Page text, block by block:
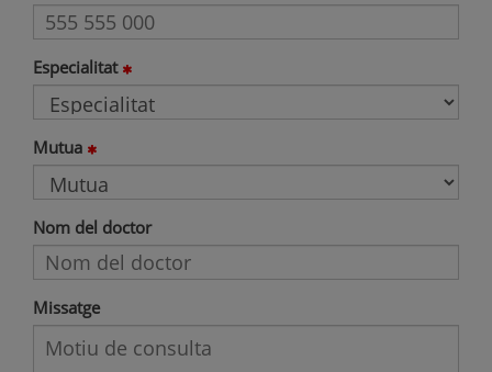
Especialitat
Mutua
Nom del doctor
Missatge